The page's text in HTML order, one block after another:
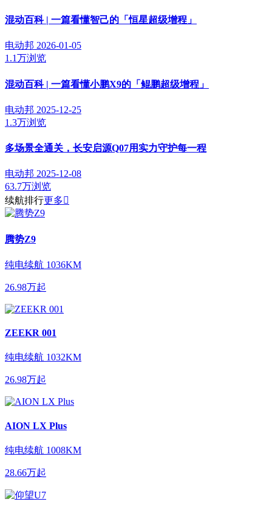
混动百科 | 一篇看懂智己的「恒星超级增程」
电动邦 2026-01-05
1.1万浏览
混动百科 | 一篇看懂小鹏X9的「鲲鹏超级增程」
电动邦 2025-12-25
1.3万浏览
多场景全通关，长安启源Q07用实力守护每一程
电动邦 2025-12-08
63.7万浏览
续航排行更多
腾势Z9
纯电续航 1036KM
26.98万起
ZEEKR 001
纯电续航 1032KM
26.98万起
AION LX Plus
纯电续航 1008KM
28.66万起